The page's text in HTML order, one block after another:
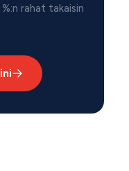
rahat takaisin